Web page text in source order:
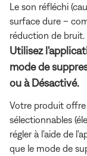
Le son réfléchi
surface dure –
réduction de bruit.
Utilisez
mode de
ou à Désactivé.
Votre produit
sélectionnables
régler à l'aide de
que le mode de